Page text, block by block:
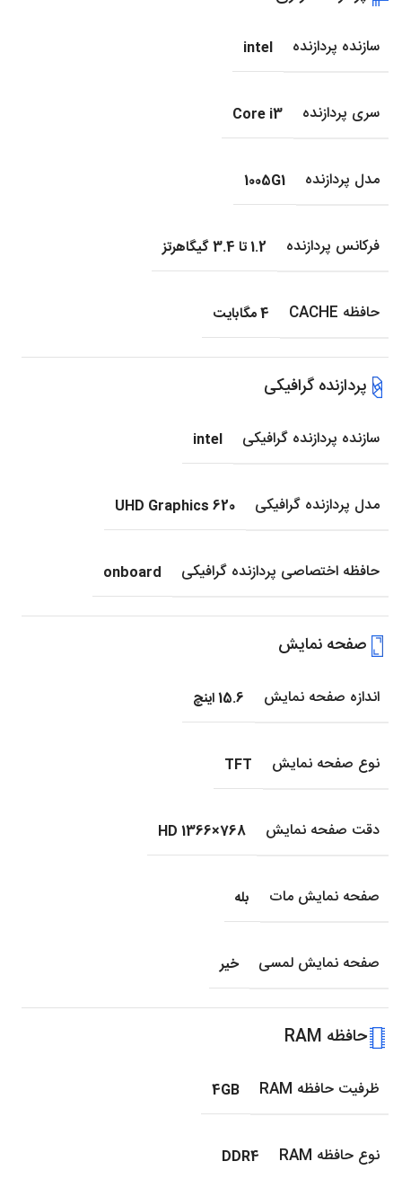
سازنده پردازنده intel
سری پردازنده Core i3
مدل پردازنده 1005G1
فرکانس پردازنده 1.2 تا 3.4 گیگاهرتز
حافظه CACHE 4 مگابایت
پردازنده گرافیکی
سازنده پردازنده گرافیکی intel
مدل پردازنده گرافیکی UHD Graphics 620
حافظه اختصاصی پردازنده گرافیکی onboard
صفحه نمایش
اندازه صفحه نمایش 15.6 اینچ
نوع صفحه نمایش TFT
دقت صفحه نمایش HD 1366×768
صفحه نمایش مات بله
صفحه نمایش لمسی خیر
حافظه RAM
ظرفیت حافظه RAM 4GB
نوع حافظه RAM DDR4